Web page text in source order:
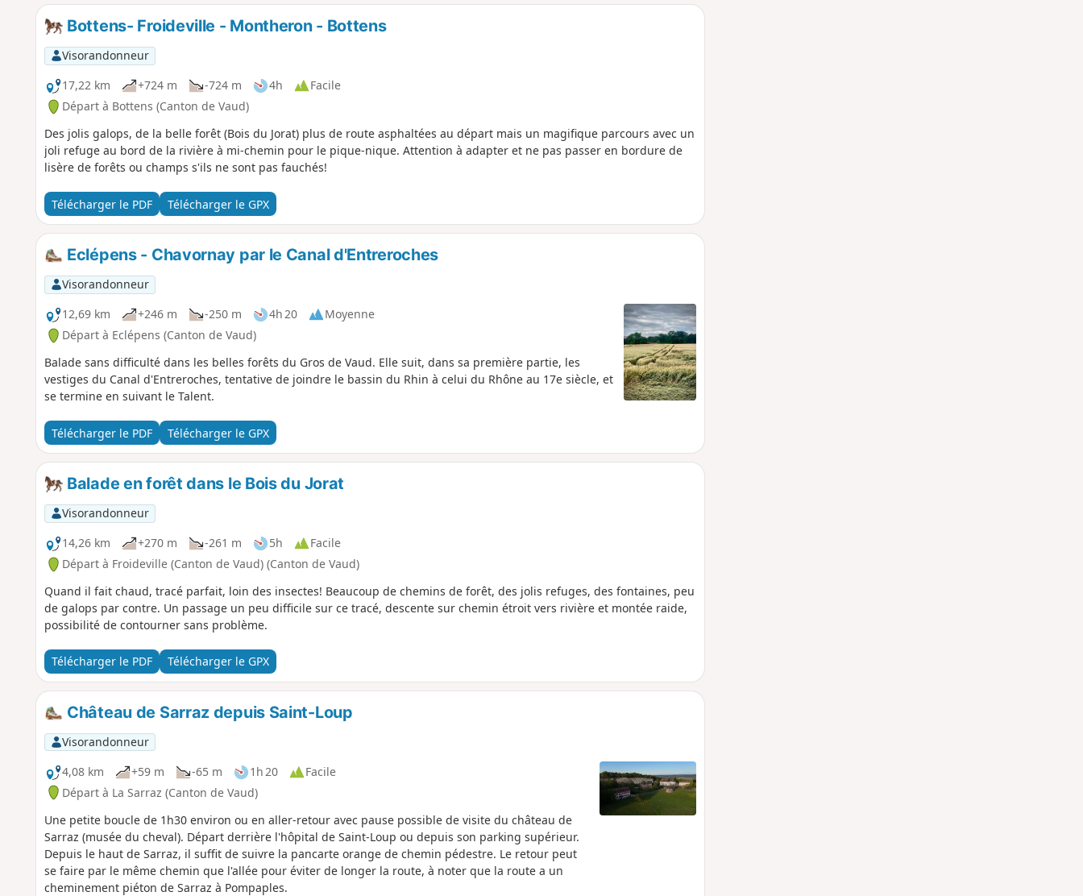
Bottens- Froideville - Montheron - Bottens
Visorandonneur
17,22 km
+724 m -724 m 4h
Facile
Départ à Bottens (Canton de Vaud)
Des jolis galops, de la belle forêt (Bois du Jorat) plus de route asphaltées au départ mais un magifique parcours avec un
joli refuge au bord de la rivière à mi-chemin pour le pique-nique. Attention à adapter et ne pas passer en bordure de
lisère de forêts ou champs s'ils ne sont pas fauchés!
Télécharger le PDF Télécharger le GPX
Eclépens - Chavornay par le Canal d'Entreroches
Visorandonneur
12,69 km
+246 m -250 m 4h 20
Moyenne
Départ à Eclépens (Canton de Vaud)
Balade sans difficulté dans les belles forêts du Gros de Vaud. Elle suit, dans sa première partie, les
vestiges du Canal d'Entreroches, tentative de joindre le bassin du Rhin à celui du Rhône au 17e siècle, et
se termine en suivant le Talent.
Télécharger le PDF Télécharger le GPX
Balade en forêt dans le Bois du Jorat
Visorandonneur
14,26 km
+270 m -261 m 5h
Facile
Départ à Froideville (Canton de Vaud) (Canton de Vaud)
Quand il fait chaud, tracé parfait, loin des insectes! Beaucoup de chemins de forêt, des jolis refuges, des fontaines, peu
de galops par contre. Un passage un peu difficile sur ce tracé, descente sur chemin étroit vers rivière et montée raide,
possibilité de contourner sans problème.
Télécharger le PDF Télécharger le GPX
Château de Sarraz depuis Saint-Loup
Visorandonneur
4,08 km
+59 m -65 m 1h 20
Facile
Départ à La Sarraz (Canton de Vaud)
Une petite boucle de 1h30 environ ou en aller-retour avec pause possible de visite du château de
Sarraz (musée du cheval). Départ derrière l'hôpital de Saint-Loup ou depuis son parking supérieur.
Depuis le haut de Sarraz, il suffit de suivre la pancarte orange de chemin pédestre. Le retour peut
se faire par le même chemin que l'allée pour éviter de longer la route, à noter que la route a un
cheminement piéton de Sarraz à Pompaples.